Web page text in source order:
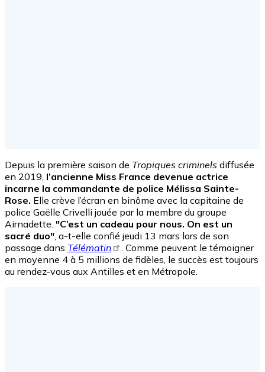
Depuis la première saison de Tropiques criminels diffusée
en 2019, l’ancienne Miss France devenue actrice
incarne la commandante de police Mélissa Sainte-
Rose. Elle crève l’écran en binôme avec la capitaine de
police Gaëlle Crivelli jouée par la membre du groupe
Airnadette. "C’est un cadeau pour nous. On est un
sacré duo" , a-t-elle confié jeudi 13 mars lors de son
passage dans Télématin
. Comme peuvent le témoigner
en moyenne 4 à 5 millions de fidèles, le succès est toujours
au rendez-vous aux Antilles et en Métropole.